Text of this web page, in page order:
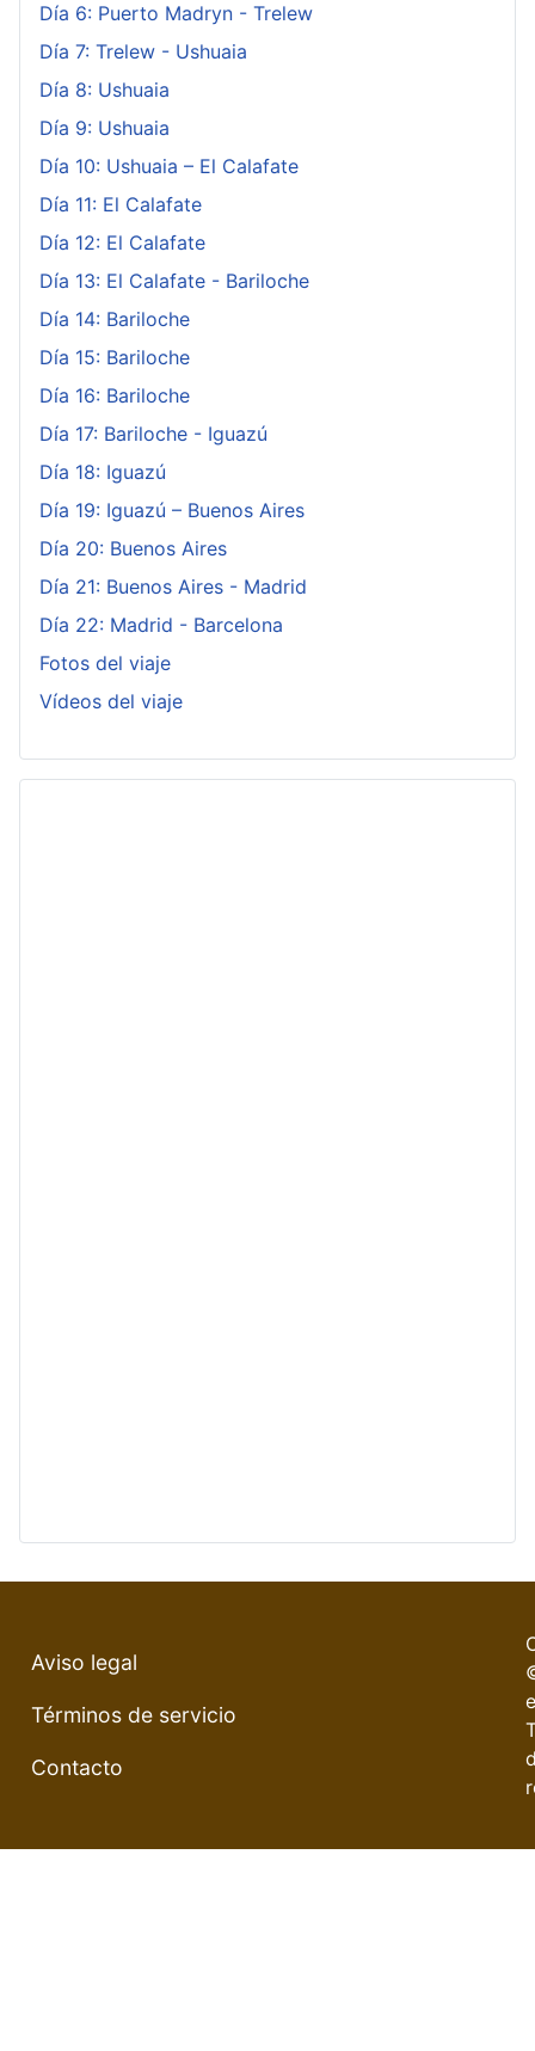
Día 6: Puerto Madryn - Trelew
Día 7: Trelew - Ushuaia
Día 8: Ushuaia
Día 9: Ushuaia
Día 10: Ushuaia – El Calafate
Día 11: El Calafate
Día 12: El Calafate
Día 13: El Calafate - Bariloche
Día 14: Bariloche
Día 15: Bariloche
Día 16: Bariloche
Día 17: Bariloche - Iguazú
Día 18: Iguazú
Día 19: Iguazú – Buenos Aires
Día 20: Buenos Aires
Día 21: Buenos Aires - Madrid
Día 22: Madrid - Barcelona
Fotos del viaje
Vídeos del viaje
Aviso legal
Términos de servicio
Contacto